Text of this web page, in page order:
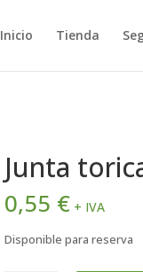
Inicio Tienda
Junta
0,55 € + IVA
Disponible para reserva